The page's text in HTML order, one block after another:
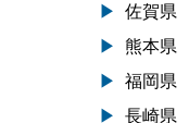
佐賀県
熊本県
福岡県
長崎県